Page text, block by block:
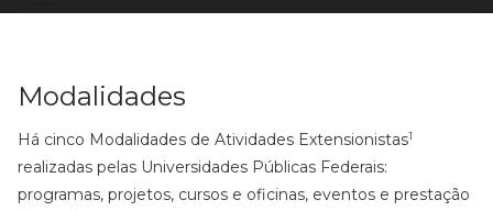
Modalidades
Há cinco Modalidades de Atividades Extensionistas1
realizadas pelas Universidades Públicas Federais:
programas, projetos, cursos e oficinas, eventos e prestação